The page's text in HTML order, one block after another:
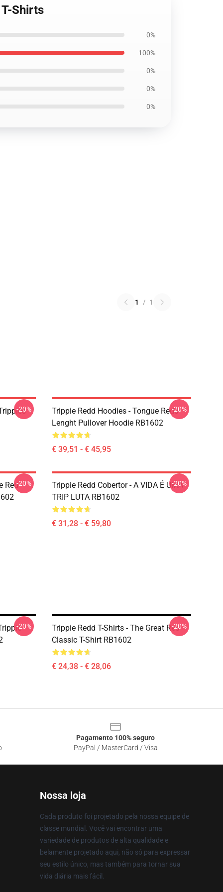
Shirts
0%
100%
0%
0%
0%
1 / 1
-20%
Trippie Redd Hoodies - Tongue Redd
Lenght Pullover Hoodie RB1602
€ 39,51 - € 45,95
-20%
Red-20%
Trippie Redd Cobertor - A VIDA É UMA
TRIP LUTA RB1602
€ 31,28 - € 59,80
-20%
-20%
Trippie Redd T-Shirts - The Great Red
Classic T-Shirt RB1602
€ 24,38 - € 28,06
-20%
Pagamento 100% seguro
PayPal / MasterCard / Visa
Nossa loja
Cada produto foi projetado pela nossa equipe de
classe mundial. Você vai encontrar uma
variedade de produtos de alta qualidade e
belamente projetado aqui, não só para expressar
seu estilo único, mas também para tornar sua
vida diária mais fácil.